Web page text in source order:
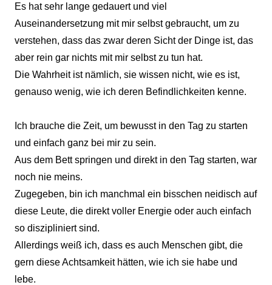
Es hat sehr lange gedauert und viel
Auseinandersetzung mit mir selbst gebraucht, um zu
verstehen, dass das zwar deren Sicht der Dinge ist, das
aber rein gar nichts mit mir selbst zu tun hat.
Die Wahrheit ist nämlich, sie wissen nicht, wie es ist,
genauso wenig, wie ich deren Befindlichkeiten kenne.
Ich brauche die Zeit, um bewusst in den Tag zu starten
und einfach ganz bei mir zu sein.
Aus dem Bett springen und direkt in den Tag starten, war
noch nie meins.
Zugegeben, bin ich manchmal ein bisschen neidisch auf
diese Leute, die direkt voller Energie oder auch einfach
so diszipliniert sind.
Allerdings weiß ich, dass es auch Menschen gibt, die
gern diese Achtsamkeit hätten, wie ich sie habe und
lebe.